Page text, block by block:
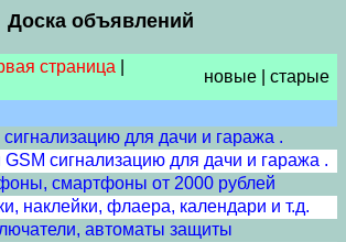
Доска объявлений
страница
новые
старые
для дачи и гаража .
сигнализацию для дачи и гаража .
смартфоны от 2000 рублей
наклейки, флаера, календари и т.д.
автоматы защиты